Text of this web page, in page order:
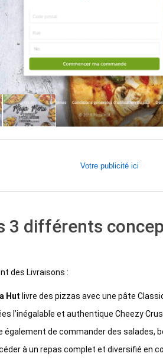
Votre publicité ici
3 différents
des Livraisons :
Hut livre des pizzas avec une pâte
l’inégalable et authentique Cheezy
également de commander des salades,
à un repas complet et diversifié en